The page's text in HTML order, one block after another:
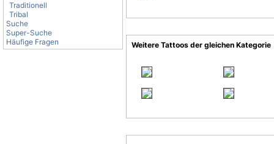
Traditionell
Tribal
Suche
Super-Suche
Häufige Fragen
Weitere Tattoos der gleichen Kategorie